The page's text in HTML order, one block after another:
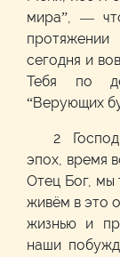
мира”, —
сегодня и
Тебя по
“Верующих
2
эпох, время
Отец Бог, мы
живём в это
жизнью и
наши